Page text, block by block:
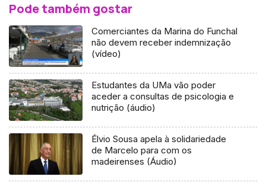
Pode também gostar
Comerciantes da Marina do Funchal
não devem receber indemnização
(vídeo)
Estudantes da UMa vão poder
aceder a consultas de psicologia e
nutrição (áudio)
Élvio Sousa apela à solidariedade
de Marcelo para com os
madeirenses (Áudio)